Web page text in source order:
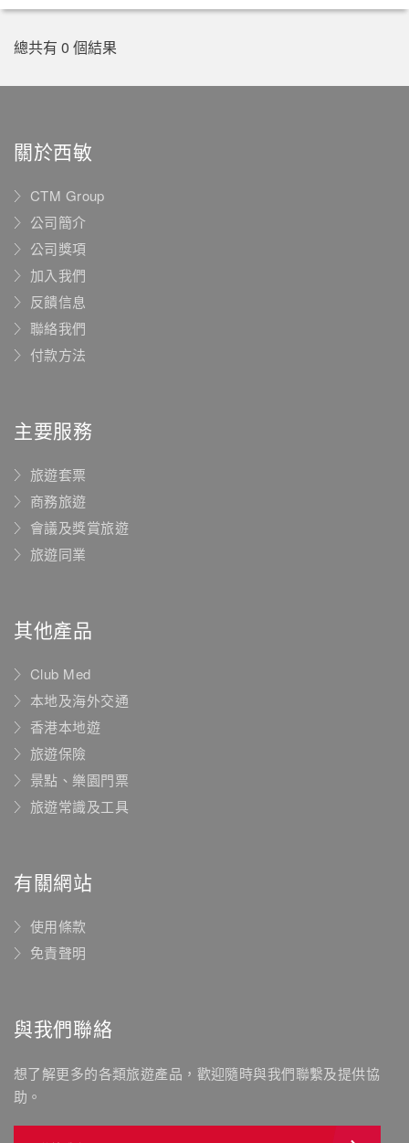
總共有 0 個結果
關於西敏
CTM Group
公司簡介
公司獎項
加入我們
反饋信息
聯絡我們
付款方法
主要服務
旅遊套票
商務旅遊
會議及獎賞旅遊
旅遊同業
其他產品
Club Med
本地及海外交通
香港本地遊
旅遊保險
景點、樂園門票
旅遊常識及工具
有關網站
使用條款
免責聲明
與我們聯絡
想了解更多的各類旅遊產品，歡迎隨時與我們聯繫及提供協
助。